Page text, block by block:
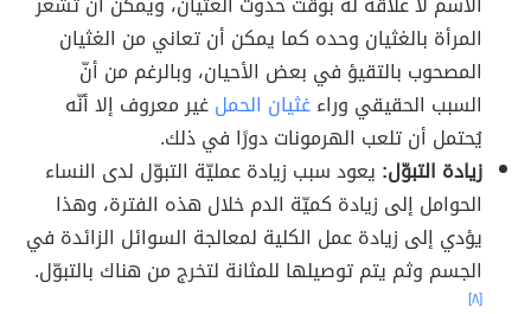
المرأة بالغثيان وحده كما يمكن أن تعاني من الغثيان
المصحوب بالتقيؤ في بعض الأحيان، وبالرغم من أنّ
السبب الحقيقي وراءغثيان الحملغير معروف إلا أنّه
يُحتمل أن تلعب الهرمونات دورًا في ذلك.
زيادة التبوّل: يعود سبب زيادة عمليّة التبوّل لدى النساء
الحوامل إلى زيادة كميّة الدم خلال هذه الفترة، وهذا
يؤدي إلى زيادة عمل الكلية لمعالجة السوائل الزائدة في
الجسم وثم يتم توصيلها للمثانة لتخرج من هناك بالتبوّل.
[٨]